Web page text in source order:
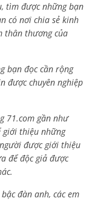
tìm được những bạn
có nơi chia sẻ kinh
thân thương của
bạn đọc cần rộng
được chuyên nghiệp
71.com gần như
giới thiệu những
được giới thiệu
để độc giả được
đàn anh, các em